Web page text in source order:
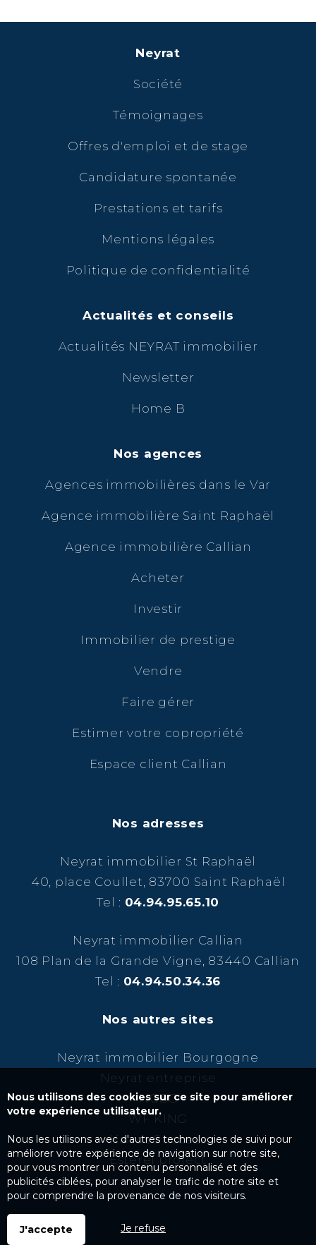
Neyrat
Société
Témoignages
Offres d'emploi et de stage
Candidature spontanée
Prestations et tarifs
Mentions légales
Politique de confidentialité
Actualités et conseils
Actualités NEYRAT immobilier
Newsletter
Home B
Nos agences
Agences immobilières dans le Var
Agence immobilière Saint Raphaël
Agence immobilière Callian
Acheter
Investir
Immobilier de prestige
Vendre
Faire gérer
Estimer votre copropriété
Espace client Callian
Nos adresses
Neyrat immobilier St Raphaël
40, place Coullet, 83700 Saint Raphaël
Tel : 04.94.95.65.10
Neyrat immobilier Callian
108 Plan de la Grande Vigne, 83440 Callian
Tel : 04.94.50.34.36
Nos autres sites
Neyrat immobilier Bourgogne
Neyrat entreprise
NCBC
WF KING
Kairos Success
Esterel project
Nous utilisons des cookies sur ce site pour améliorer
votre expérience utilisateur.
Nous les utilisons avec d'autres technologies de suivi pour
améliorer votre expérience de navigation sur notre site,
pour vous montrer un contenu personnalisé et des
publicités ciblées, pour analyser le trafic de notre site et
pour comprendre la provenance de nos visiteurs.
J'accepte Je refuse